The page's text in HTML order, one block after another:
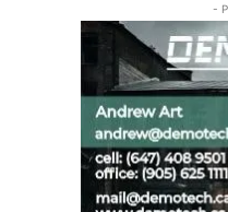
-